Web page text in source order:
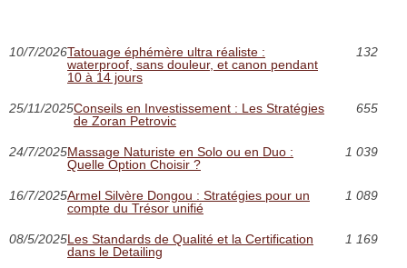
10/7/2026Tatouage éphémère ultra réaliste :
waterproof, sans douleur, et canon pendant
10 à 14 jours
132
25/11/2025Conseils en Investissement : Les Stratégies
de Zoran Petrovic
655
24/7/2025Massage Naturiste en Solo ou en Duo :
Quelle Option Choisir ?
1 039
16/7/2025Armel Silvère Dongou : Stratégies pour un
compte du Trésor unifié
1 089
08/5/2025Les Standards de Qualité et la Certification
dans le Detailing
1 169